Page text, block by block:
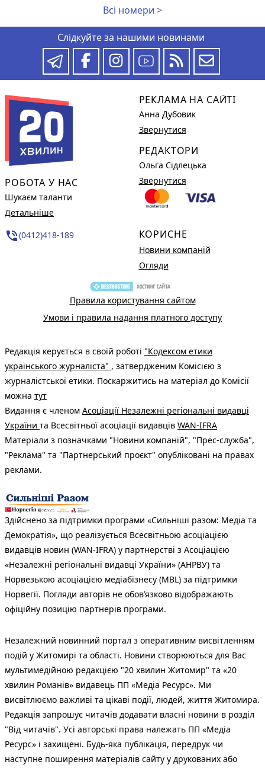
Всі номери >
Слідкуйте за нашими новинами
РОБОТА У НАС
Шукаєм таланти
Детальніше
phone_in_talk(0412)418-189
РЕКЛАМА НА САЙТІ
Анна Дубовик
Звернутися
РЕДАКТОРИ
Ольга Сідлецька
Звернутися
КОРИСНЕ
Новини компаній
Огляди
Правила користування сайтом
Умови і правила надання платного доступу
Редакція керується в своїй роботі "Кодексом етики
українського журналіста" , затвердженим Комісією з
журналістської етики. Поскаржитись на матеріал до Комісії
можна тут
Видання є членом Асоціації Незалежні регіональні видавці
України та Всесвітньої асоціації видавців WAN-IFRA
Матеріали з позначками "Новини компаній", "Прес-служба",
"Реклама" та "Партнерський проєкт" опубліковані на правах
реклами.
Здійснено за підтримки програми «Сильніші разом: Медіа та
Демократія», що реалізується Всесвітньою асоціацією
видавців новин (WAN-IFRA) у партнерстві з Асоціацією
«Незалежні регіональні видавці України» (АНРВУ) та
Норвезькою асоціацією медіабізнесу (MBL) за підтримки
Норвегії. Погляди авторів не обов’язково відображають
офіційну позицію партнерів програми.
Незалежний новинний портал з оперативним висвітленням
подій у Житомирі та області. Новини створюються для Вас
мультимедійною редакцією "20 хвилин Житомир" та «20
хвилин Романів» видавець ПП «Медіа Ресурс». Ми
висвітлюємо важливі та цікаві події, людей, життя Житомира.
Редакція запрошує читачів додавати власні новини в розділ
"Від читачів". Усі авторські права належать ПП «Медіа
Ресурс» і захищені. Будь-яка публiкацiя, передрук чи
наступне поширення матеріалів сайту у друкованих або